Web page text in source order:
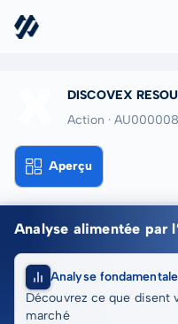
DISCOVEX
Action ·
Aperçu
Analyse alimentée par
Analyse fondamentale
Découvrez ce que
marché